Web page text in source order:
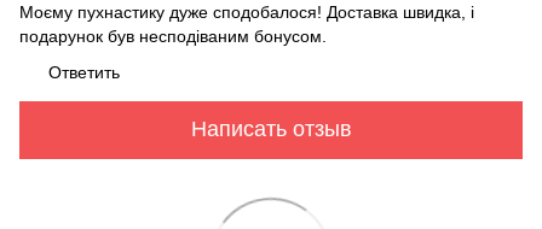
Моєму пухнастику дуже сподобалося! Доставка швидка, і
подарунок був несподіваним бонусом.
Ответить
Написать отзыв